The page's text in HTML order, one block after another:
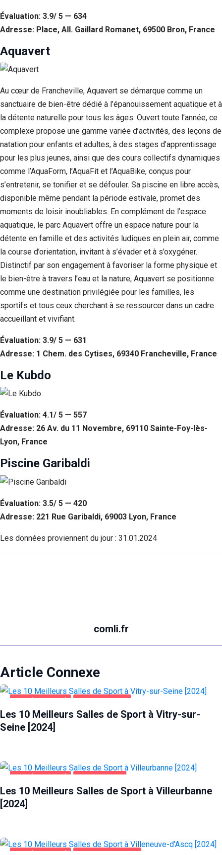
Évaluation: 3.9/ 5 — 634
Adresse: Place, All. Gaillard Romanet, 69500 Bron, France
Aquavert
Au cœur de Francheville, Aquavert se démarque comme un
sanctuaire de bien-être dédié à l’épanouissement aquatique et à
la détente naturelle pour tous les âges. Ouvert toute l’année, ce
complexe propose une gamme variée d’activités, des leçons de
natation pour enfants et adultes, à des stages d’apprentissage
pour les plus jeunes, ainsi que des cours collectifs dynamiques
comme l’AquaForm, l’AquaFit et l’AquaBike, conçus pour
s’entretenir, se tonifier et se défouler. Sa piscine en libre accès,
disponible même pendant la période estivale, promet des
moments de loisir inoubliables. En complément de l’espace
aquatique, le parc Aquavert offre un espace nature pour la
détente en famille et des activités ludiques en plein air, comme
la course d’orientation, invitant à s’évader et à s’oxygéner.
Distinctif par son engagement à favoriser la forme physique et
le bien-être à travers l’eau et la nature, Aquavert se positionne
comme une destination privilégiée pour les familles, les
sportifs et tous ceux cherchant à se ressourcer dans un cadre
accueillant et vivifiant.
Évaluation: 3.9/ 5 — 631
Adresse: 1 Chem. des Cytises, 69340 Francheville, France
Le Kubdo
Évaluation: 4.1/ 5 — 557
Adresse: 26 Av. du 11 Novembre, 69110 Sainte-Foy-lès-
Lyon, France
Piscine Garibaldi
Évaluation: 3.5/ 5 — 420
Adresse: 221 Rue Garibaldi, 69003 Lyon, France
Les données proviennent du jour : 31.01.2024
comli.fr
Article Connexe
SANTÉ ET BEAUTÉ VITRY-SUR-SEINE
Les 10 Meilleurs Salles de Sport à Vitry-sur-
Seine [2024]
SANTÉ ET BEAUTÉ VILLEURBANNE
Les 10 Meilleurs Salles de Sport à Villeurbanne
[2024]